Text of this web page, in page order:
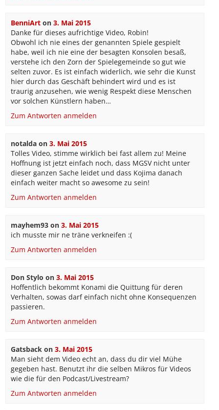
BenniArton 3. Mai 2015
Danke für dieses aufrichtige Video, Robin!
Obwohl ich nie eines der genannten Spiele gespielt
habe, weil ich nie eine der besagten Konsolen besaß,
verstehe ich den Zorn der Spielegemeinde so gut wie
selten zuvor. Es ist einfach widerlich, wie sehr die Kunst
hier durch das Geschäft behindert wird und es ist
traurig anzusehen, wie wenig Respekt diese Menschen
vor solchen Künstlern haben…
Zum Antworten anmelden
notaldaon 3. Mai 2015
Tolles Video, stimme wirklich bei fast allem zu! Meine
Hoffnung ist jetzt einfach noch, dass MGSV nicht unter
dieser ganzen Sache leidet und dass Kojima danach
einfach weiter macht so awesome zu sein!
Zum Antworten anmelden
mayhem93on 3. Mai 2015
ich musste mir ne träne verkneifen :(
Zum Antworten anmelden
Don Stylo on 3. Mai 2015
Hoffentlich bekommt Konami die Quittung für deren
Verhalten, sowas darf einfach nicht ohne Konsequenzen
passieren.
Zum Antworten anmelden
Gatsbackon 3. Mai 2015
Man sieht dem Video echt an, dass du dir viel Mühe
gegeben hast. Benutzt ihr die selben Mikros für Videos
wie die für den Podcast/Livestream?
Zum Antworten anmelden